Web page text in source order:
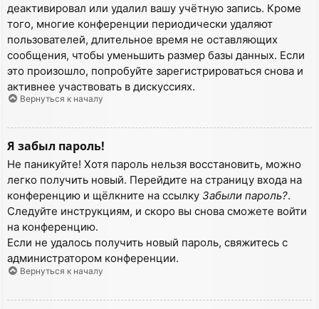
деактивировал или удалил вашу учётную запись. Кроме
того, многие конференции периодически удаляют
пользователей, длительное время не оставляющих
сообщения, чтобы уменьшить размер базы данных. Если
это произошло, попробуйте зарегистрироваться снова и
активнее участвовать в дискуссиях.
Вернуться к началу
Я забыл пароль!
Не паникуйте! Хотя пароль нельзя восстановить, можно
легко получить новый. Перейдите на страницу входа на
конференцию и щёлкните на ссылку Забыли пароль?.
Следуйте инструкциям, и скоро вы снова сможете войти
на конференцию.
Если не удалось получить новый пароль, свяжитесь с
администратором конференции.
Вернуться к началу